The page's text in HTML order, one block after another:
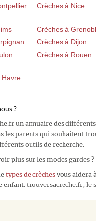
Crèches à Nice
Crèches à
Crèches à Dijon
Crèches à Rouen
Havre
?
un annuaire des
les parents qui souhaitent
outils de recherche.
plus sur les modes gardes ?
types de crèches vous aidera
enfant. trouversacreche.fr, le